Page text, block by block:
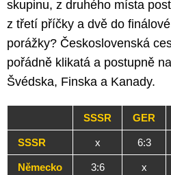
skupinu, z druhého místa
z třetí příčky a dvě do
porážky? Československá
pořádně klikatá a postupně
Švédska, Finska a Kanady.
SSSR GER
SSSR x 6:3
Německo 3:6 x